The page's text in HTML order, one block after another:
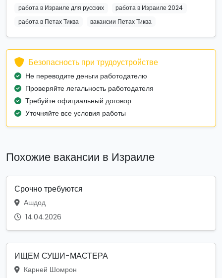
работа в Израиле для русских
работа в Израиле 2024
работа в Петах Тиква
вакансии Петах Тиква
Безопасность при трудоустройстве
Не переводите деньги работодателю
Проверяйте легальность работодателя
Требуйте официальный договор
Уточняйте все условия работы
Похожие вакансии в Израиле
Срочно требуются
Ашдод
14.04.2026
ИЩЕМ СУШИ-МАСТЕРА
Карней Шомрон